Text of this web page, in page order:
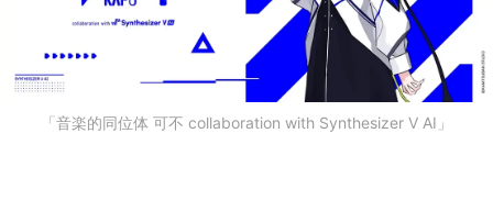
「音楽的同位体 可不 collaboration with Synthesizer V AI」